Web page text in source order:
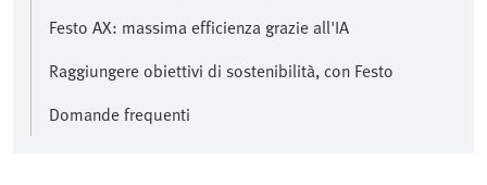
Festo AX: massima efficienza grazie all'IA
Raggiungere obiettivi di sostenibilità, con Festo
Domande frequenti